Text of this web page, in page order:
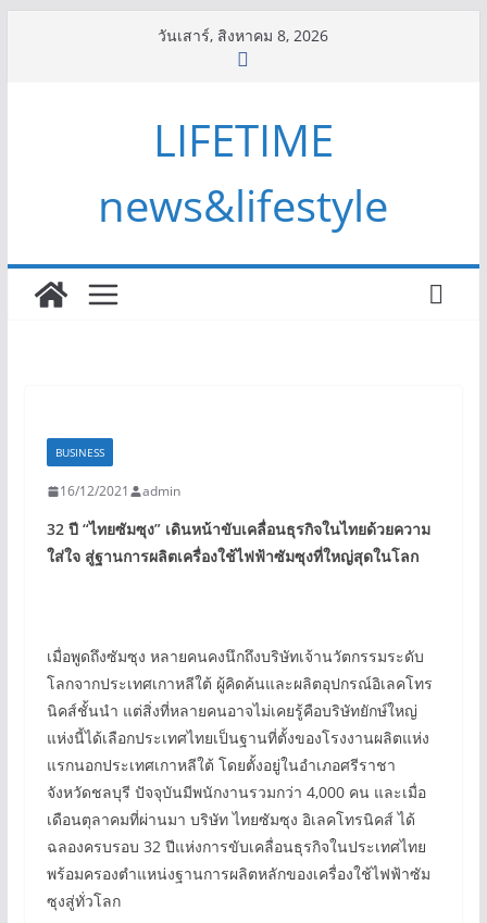
วันเสาร์, สิงหาคม 8, 2026
LIFETIME
news&lifestyle
BUSINESS
16/12/2021 admin
32 ปี “ไทยซัมซุง” เดินหน้าขับเคลื่อนธุรกิจในไทยด้วยความ
ใส่ใจ สู่ฐานการผลิตเครื่องใช้ไฟฟ้าซัมซุงที่ใหญ่สุดในโลก
เมื่อพูดถึงซัมซุง หลายคนคงนึกถึงบริษัทเจ้านวัตกรรมระดับ
โลกจากประเทศเกาหลีใต้ ผู้คิดค้นและผลิตอุปกรณ์อิเลคโทร
นิคส์ชั้นนำ แต่สิ่งที่หลายคนอาจไม่เคยรู้คือบริษัทยักษ์ใหญ่
แห่งนี้ได้เลือกประเทศไทยเป็นฐานที่ตั้งของโรงงานผลิตแห่ง
แรกนอกประเทศเกาหลีใต้ โดยตั้งอยู่ในอำเภอศรีราชา
จังหวัดชลบุรี ปัจจุบันมีพนักงานรวมกว่า 4,000 คน และเมื่อ
เดือนตุลาคมที่ผ่านมา บริษัท ไทยซัมซุง อิเลคโทรนิคส์ ได้
ฉลองครบรอบ 32 ปีแห่งการขับเคลื่อนธุรกิจในประเทศไทย
พร้อมครองตำแหน่งฐานการผลิตหลักของเครื่องใช้ไฟฟ้าซัม
ซุงสู่ทั่วโลก